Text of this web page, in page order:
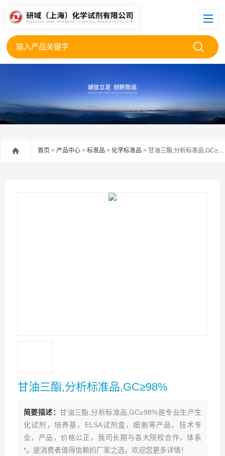
首页 > 产品中心 > 标准品 > 化学标准品 > 甘油三酯,分析标准品,GC≥98%
甘油三酯,分析标准品,GC≥98%
简要描述：甘油三酯,分析标准品,GC≥98%是专业生产生
化试剂，培养基，ELSA试剂盒，细胞等产品，技术专
业，产品，价格公正，我司长期与各大院校合作，体系
*。是消费者值得信赖的厂家之选。欢迎您更多详情！